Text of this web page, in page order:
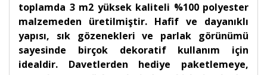
toplamda 3 m2 yüksek kaliteli %100 polyester
malzemeden üretilmiştir. Hafif ve dayanıklı
yapısı, sık gözenekleri ve parlak görünümü
sayesinde birçok dekoratif kullanım için
idealdir. Davetlerden hediye paketlemeye,